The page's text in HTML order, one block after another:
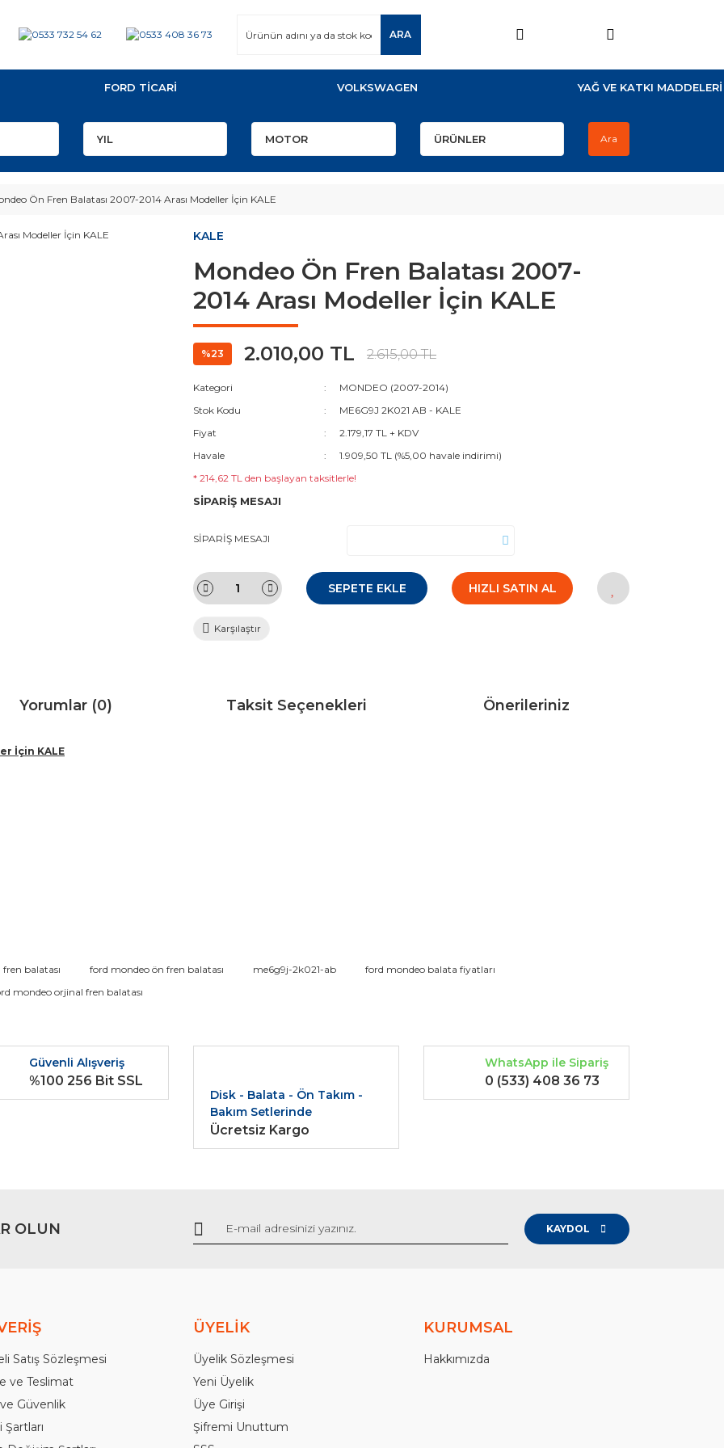
ARA
FORD TİCARİ VOLKSWAGEN YAĞ VE KATKI MADDELERİ
Ara
Ön Fren Balatası 2007-2014 Arası Modeller İçin KALE
KALE
Mondeo Ön Fren Balatası 2007-
2014 Arası Modeller İçin KALE
%23 2.010,00 TL 2.615,00 TL
Kategori
MONDEO (2007-2014)
Stok Kodu
ME6G9J 2K021 AB - KALE
Fiyat
2.179,17 TL + KDV
Havale
1.909,50 TL (%5,00 havale indirimi)
* 214,62 TL den başlayan taksitlerle!
SİPARİŞ MESAJI
SİPARİŞ MESAJI
SEPETE EKLE HIZLI SATIN AL
Karşılaştır
Yorumlar (0) Taksit Seçenekleri Önerileriniz
İçin KALE
Bu ürüne ilk yorumu siz yapın!
diğer konularda yetersiz gördüğünüz noktaları öneri formunu kullanarak tarafımıza iletebilirsiniz.
Gönder
balatası ford mondeo ön fren balatası me6g9j-2k021-ab
ford mondeo balata fiyatları
mondeo orjinal fren balatası
Güvenli Alışveriş
%100 256 Bit SSL
Disk - Balata - Ön Takım -
Bakım Setlerinde
Ücretsiz Kargo
WhatsApp ile Sipariş
0 (533) 408 36 73
OLUN KAYDOL
Satış Sözleşmesi
ve Teslimat
Güvenlik
Şartları
ÜYELİK
Üyelik Sözleşmesi
Yeni Üyelik
Üye Girişi
Şifremi Unuttum
KURUMSAL
Hakkımızda